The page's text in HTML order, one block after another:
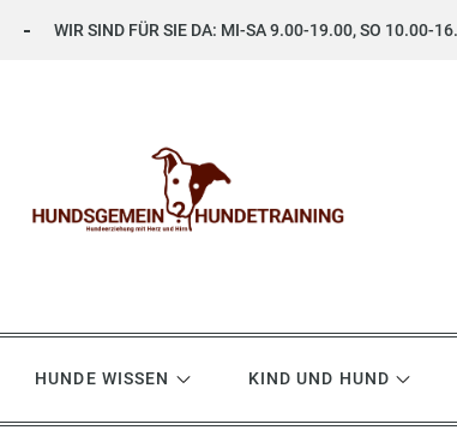
WIR SIND FÜR SIE DA: MI-SA 9.00-19.00, SO 10.00-
HUNDE WISSEN KIND UND HUND